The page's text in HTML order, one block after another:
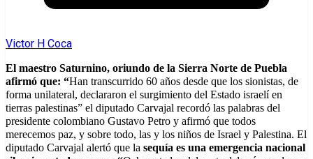
Victor H Coca
El maestro Saturnino, oriundo de la Sierra Norte de Puebla
afirmó que: “Han transcurrido 60 años desde que los sionistas, de
forma unilateral, declararon el surgimiento del Estado israelí en
tierras palestinas” el diputado Carvajal recordó las palabras del
presidente colombiano Gustavo Petro y afirmó que todos
merecemos paz, y sobre todo, las y los niños de Israel y Palestina. El
diputado Carvajal alertó que la sequía es una emergencia nacional